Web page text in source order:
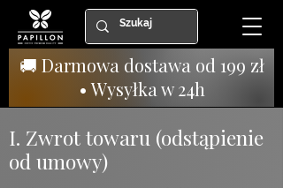
🚚 Darmowa dostawa od 199 zł
• Wysyłka w 24h
I. Zwrot towaru (odstąpienie
od umowy)